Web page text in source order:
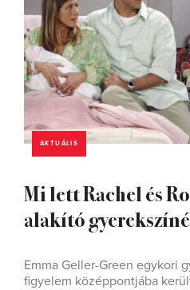
AKTUÁLIS
Mi lett Rachel és
alakító
Emma Geller-Green egykori
figyelem középpontjába